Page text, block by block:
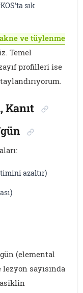
sık
akne ve tüylenme
Temel
profilleri ise
Kanıt
azaltır)
(elemental
sayısında